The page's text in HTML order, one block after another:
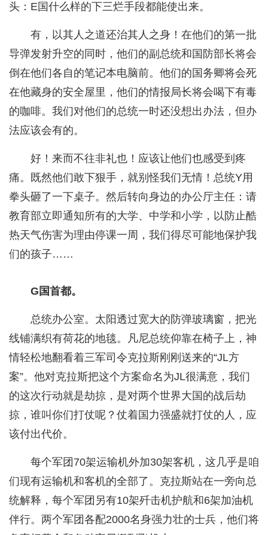
头：E国什么样的下三烂手段都能使出来。
有，以其人之道还治其人之身！在他们的第一批
导弹发射升空的同时，他们的副总统和国防部长将会
倒在他们各自的笔记本电脑前。他们的国务卿将会死
在他藏身的安全屋里，他们的情报局长将会喝下有毒
的咖啡。我们对他们的总统一时还没想出办法，但办
法应该会有的。
好！来而不往非礼也！应该让他们也感受到疼
痛。既然他们敢下狠手，就别怪我们无情！总统Y用
拳头砸了一下桌子。然后转向身边的办公厅主任：请
教育部立即通知所有的大学、中学和小学，以防止酷
热天气伤害为理由停课一周，我们得尽可能地保护我
们的孩子……
G国首都。
总统办公室。太阳透过宽大的防弹玻璃窗，把光
线铺满织有荷花的地毯。凡尼总统仰靠在椅子上，神
情轻松地翻看着三军司令克拉斯刚刚送来的“JL方
案”。他对克拉斯把这个方案命名为JL很满意，我们
的这次行动就是劫掠，是对两个世界大国的战后劫
掠，谁叫你们打仗呢？仗着国力强盛就打仗的人，应
该付出代价。
每个军团70架运输机外加30架客机，这几乎是咱
们现有运输机和客机的全部了。克拉斯站在一旁向总
统解释，每个军团另有10架歼击机护航和6架加油机
伴行。两个军团各配2000名身强力壮的士兵，他们将